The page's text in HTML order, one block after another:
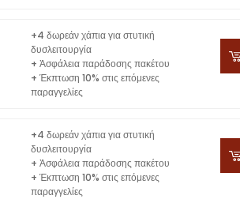
+4 δωρεάν χάπια για στυτική
δυσλειτουργία
+ Ἀσφάλεια παράδοσης πακέτου
+ Έκπτωση 10% στις επόμενες
παραγγελίες
+4 δωρεάν χάπια για στυτική
δυσλειτουργία
+ Ἀσφάλεια παράδοσης πακέτου
+ Έκπτωση 10% στις επόμενες
παραγγελίες